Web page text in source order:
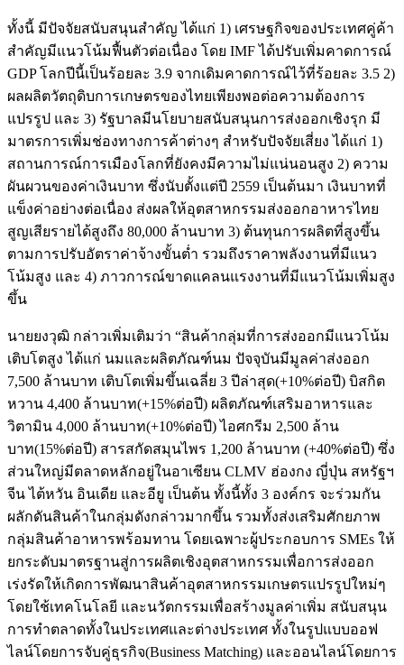
ทั้งนี้ มีปัจจัยสนับสนุนสำคัญ ได้แก่ 1) เศรษฐกิจของประเทศคู่ค้า
สำคัญมีแนวโน้มฟื้นตัวต่อเนื่อง โดย IMF ได้ปรับเพิ่มคาดการณ์
GDP โลกปีนี้เป็นร้อยละ 3.9 จากเดิมคาดการณ์ไว้ที่ร้อยละ 3.5 2)
ผลผลิตวัตถุดิบการเกษตรของไทยเพียงพอต่อความต้องการ
แปรรูป และ 3) รัฐบาลมีนโยบายสนับสนุนการส่งออกเชิงรุก มี
มาตรการเพิ่มช่องทางการค้าต่างๆ สำหรับปัจจัยเสี่ยง ได้แก่ 1)
สถานการณ์การเมืองโลกที่ยังคงมีความไม่แน่นอนสูง 2) ความ
ผันผวนของค่าเงินบาท ซึ่งนับตั้งแต่ปี 2559 เป็นต้นมา เงินบาทที่
แข็งค่าอย่างต่อเนื่อง ส่งผลให้อุตสาหกรรมส่งออกอาหารไทย
สูญเสียรายได้สูงถึง 80,000 ล้านบาท 3) ต้นทุนการผลิตที่สูงขึ้น
ตามการปรับอัตราค่าจ้างขั้นต่ำ รวมถึงราคาพลังงานที่มีแนว
โน้มสูง และ 4) ภาวการณ์ขาดแคลนแรงงานที่มีแนวโน้มเพิ่มสูง
ขึ้น
นายยงวุฒิ กล่าวเพิ่มเติมว่า “สินค้ากลุ่มที่การส่งออกมีแนวโน้ม
เติบโตสูง ได้แก่ นมและผลิตภัณฑ์นม ปัจจุบันมีมูลค่าส่งออก
7,500 ล้านบาท เติบโตเพิ่มขึ้นเฉลี่ย 3 ปีล่าสุด(+10%ต่อปี) บิสกิต
หวาน 4,400 ล้านบาท(+15%ต่อปี) ผลิตภัณฑ์เสริมอาหารและ
วิตามิน 4,000 ล้านบาท(+10%ต่อปี) ไอศกรีม 2,500 ล้าน
บาท(15%ต่อปี) สารสกัดสมุนไพร 1,200 ล้านบาท (+40%ต่อปี) ซึ่ง
ส่วนใหญ่มีตลาดหลักอยู่ในอาเซียน CLMV ฮ่องกง ญี่ปุ่น สหรัฐฯ
จีน ไต้หวัน อินเดีย และอียู เป็นต้น ทั้งนี้ทั้ง 3 องค์กร จะร่วมกัน
ผลักดันสินค้าในกลุ่มดังกล่าวมากขึ้น รวมทั้งส่งเสริมศักยภาพ
กลุ่มสินค้าอาหารพร้อมทาน โดยเฉพาะผู้ประกอบการ SMEs ให้
ยกระดับมาตรฐานสู่การผลิตเชิงอุตสาหกรรมเพื่อการส่งออก
เร่งรัดให้เกิดการพัฒนาสินค้าอุตสาหกรรมเกษตรแปรรูปใหม่ๆ
โดยใช้เทคโนโลยี และนวัตกรรมเพื่อสร้างมูลค่าเพิ่ม สนับสนุน
การทำตลาดทั้งในประเทศและต่างประเทศ ทั้งในรูปแบบออฟ
ไลน์โดยการจับคู่ธุรกิจ(Business Matching) และออนไลน์โดยการ